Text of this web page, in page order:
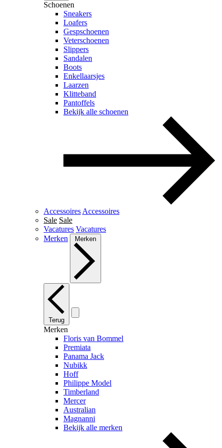
Schoenen
Sneakers
Loafers
Gespschoenen
Veterschoenen
Slippers
Sandalen
Boots
Enkellaarsjes
Laarzen
Klitteband
Pantoffels
Bekijk alle schoenen
Accessoires Accessoires
Sale Sale
Vacatures Vacatures
Merken
Merken
Terug
Merken
Floris van Bommel
Premiata
Panama Jack
Nubikk
Hoff
Philippe Model
Timberland
Mercer
Australian
Magnanni
Bekijk alle merken